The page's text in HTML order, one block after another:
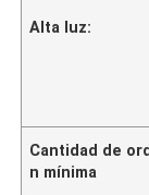
Alta luz:
Cantidad de
n mínima